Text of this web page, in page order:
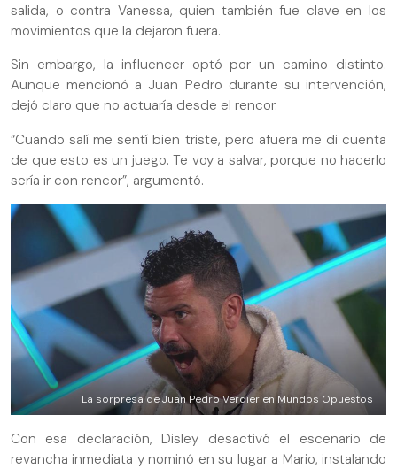
salida, o contra Vanessa, quien también fue clave en los
movimientos que la dejaron fuera.
Sin embargo, la influencer optó por un camino distinto.
Aunque mencionó a Juan Pedro durante su intervención,
dejó claro que no actuaría desde el rencor.
“Cuando salí me sentí bien triste, pero afuera me di cuenta
de que esto es un juego. Te voy a salvar, porque no hacerlo
sería ir con rencor”, argumentó.
La sorpresa de Juan Pedro Verdier en Mundos Opuestos
Con esa declaración, Disley desactivó el escenario de
revancha inmediata y nominó en su lugar a Mario, instalando